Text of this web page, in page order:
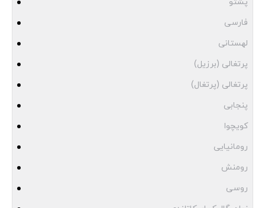
فارسی
لهستانی
پرتغالی (برزیل)
پرتغالی (پرتغال)
پنجابی
کویچوا
رومانیایی
رومنش
روسی